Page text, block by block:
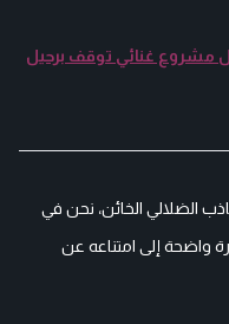
مشروع غنائي توقف برحيل
الضلالي الخائن، نحن في
واضحة إلى امتناعه عن